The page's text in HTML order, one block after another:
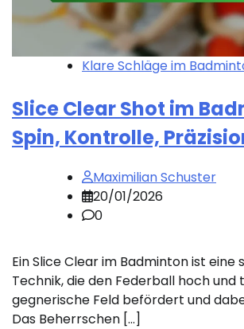
Klare Schläge im
Slice Clear Shot im
Spin, Kontrolle,
Maximilian Schuster
20/01/2026
0
Ein Slice Clear im Badminton ist
Technik, die den Federball hoch und
gegnerische Feld befördert und
Das Beherrschen […]